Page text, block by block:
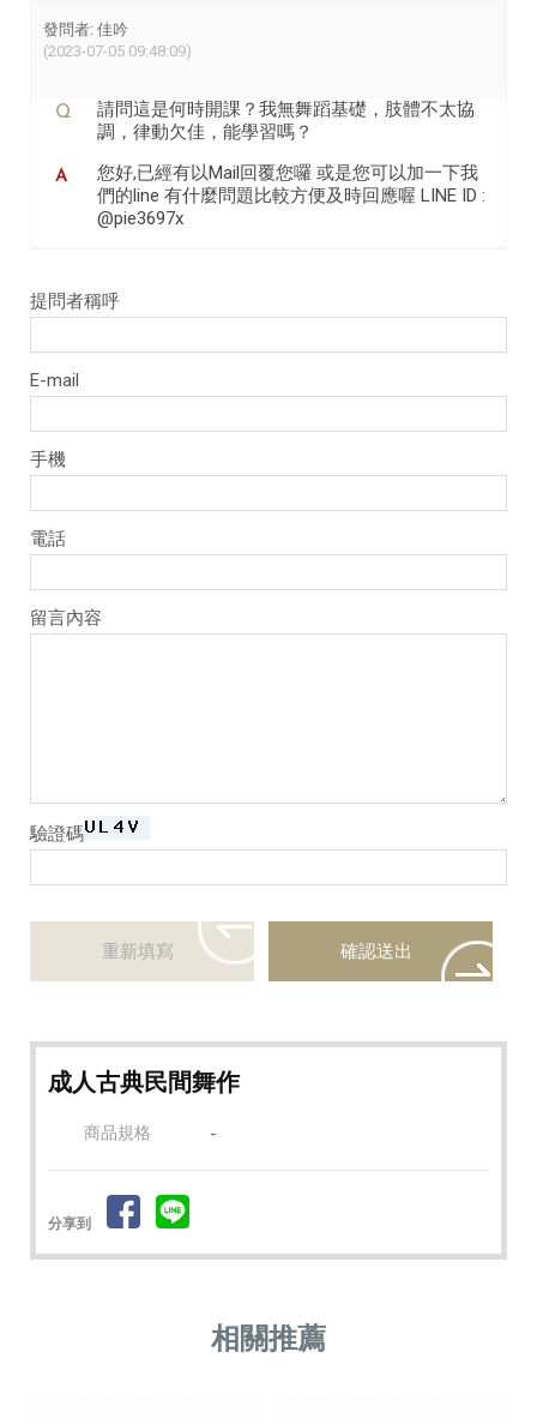
發問者: 佳吟
(2023-07-05 09:48:09)
請問這是何時開課？我無舞蹈基礎，肢體不太協
調，律動欠佳，能學習嗎？
您好,已經有以Mail回覆您囉 或是您可以加一下我
們的line 有什麼問題比較方便及時回應喔 LINE ID :
@pie3697x
提問者稱呼
E-mail
手機
電話
留言內容
驗證碼
成人古典民間舞作
商品規格 -
分享到